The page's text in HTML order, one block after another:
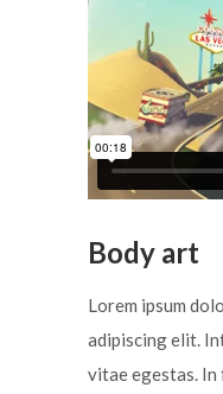
Body art
Lorem ipsum
adipiscing elit.
vitae egestas.